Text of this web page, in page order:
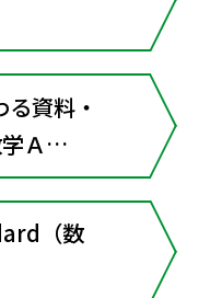
資料・
Ａ
（数